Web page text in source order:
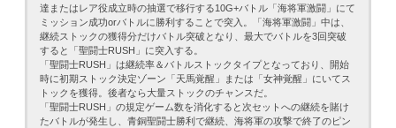
達またはレア役成立時の抽選で移行する10G+バトル「海将軍激闘」にて
ミッション成功orバトルに勝利することで突入。「海将軍激闘」中は、
継続ストックの獲得分だけバトル突破となり、最大でバトルを3回突破
すると「聖闘士RUSH」に突入する。
「聖闘士RUSH」は継続率＆バトルストックタイプとなっており、開始
時に初期ストック決定ゾーン「天馬覚醒」または「女神覚醒」にいてス
トックを獲得。後者なら大量ストックのチャンスだ。
「聖闘士RUSH」の規定ゲーム数を消化すると次セットへの継続を賭け
たバトルが発生し、青銅聖闘士勝利で継続、海将軍の攻撃で終了のピン